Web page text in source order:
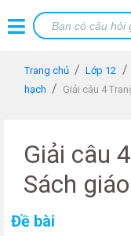
Trang chủ Lớp 12
hạch
Giải câu 4
Giải câu
Sách
Đề bài